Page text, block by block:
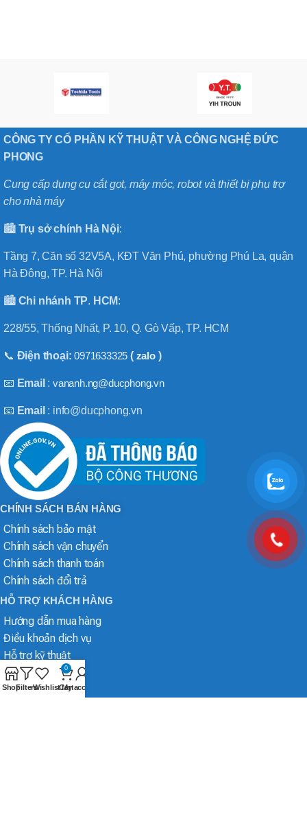
CÔNG TY CỔ PHẦN KỸ THUẬT VÀ CÔNG NGHỆ ĐỨC
PHONG
Cung cấp dụng cụ cắt gọt, máy móc, robot và thiết bị phụ trợ
cho nhà máy
🏙️ Trụ sở chính Hà Nội:
Tầng 7, Căn số 32V5A, KĐT Văn Phú, phường Phú La, quận
Hà Đông, TP. Hà Nội
🏙️ Chi nhánh TP. HCM:
228/55, Thống Nhất, P. 10, Q. Gò Vấp, TP. HCM
📞 Điện thoại:0971633325 ( zalo)
📧 Email :vananh.ng@ducphong.vn
📧 Email : info@ducphong.vn
CHÍNH SÁCH BÁN HÀNG
Chính sách bảo mật
Chính sách vận chuyển
Chính sách thanh toán
Chính sách đổi trả
HỖ TRỢ KHÁCH HÀNG
Hướng dẫn mua hàng
Điều khoản dịch vụ
Hỗ trợ kỹ thuật
ShopFiltersWishlist
0
Cart
My account